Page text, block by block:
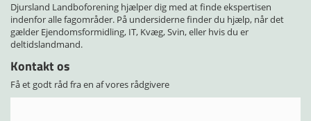
Djursland Landboforening hjælper dig med at finde ekspertisen
indenfor alle fagområder. På undersiderne finder du hjælp, når det
gælder Ejendomsformidling, IT, Kvæg, Svin, eller hvis du er
deltidslandmand.
Kontakt os
Få et godt råd fra en af vores rådgivere